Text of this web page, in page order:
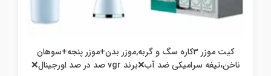
کیت موزر ۳کاره سگ و گربه,موزر بدن+موزر پنجه+سوهان
ناخن،تیغه سرامیکی ضد آب❌برند vgr صد در صد اورجینال❌